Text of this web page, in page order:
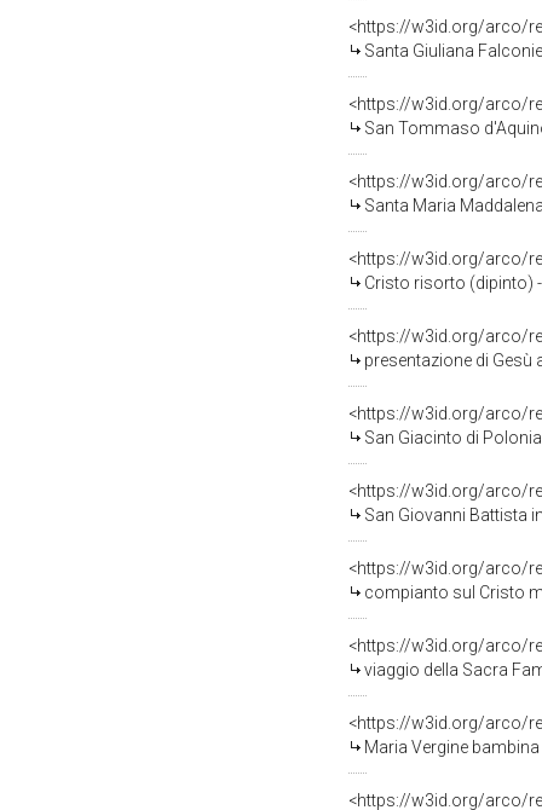
<https://w3id.org/arco/
Santa Giuliana
<https://w3id.org/arco/
San Tommaso
<https://w3id.org/arco/
Santa Maria
<https://w3id.org/arco/
Cristo risorto (dipinto)
<https://w3id.org/arco/
presentazione di Gesù
<https://w3id.org/arco/
San Giacinto di
<https://w3id.org/arco/
San Giovanni Battista
<https://w3id.org/arco/
compianto sul Cristo
<https://w3id.org/arco/
viaggio della Sacra
<https://w3id.org/arco/
Maria Vergine
<https://w3id.org/arco/